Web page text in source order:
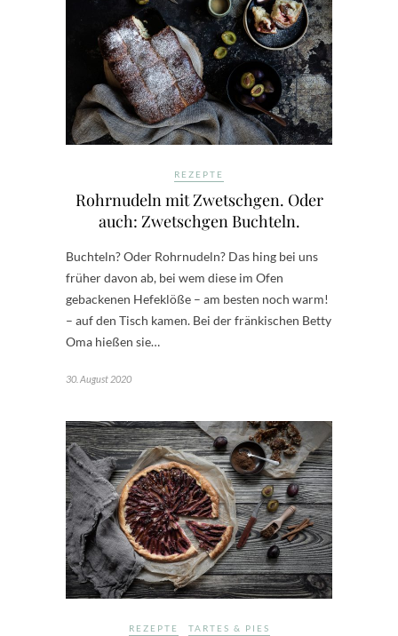
REZEPTE
Rohrnudeln mit Zwetschgen. Oder
auch: Zwetschgen Buchteln.
Buchteln? Oder Rohrnudeln? Das hing bei uns
früher davon ab, bei wem diese im Ofen
gebackenen Hefeklöße – am besten noch warm!
– auf den Tisch kamen. Bei der fränkischen Betty
Oma hießen sie…
30. August 2020
REZEPTE TARTES & PIES